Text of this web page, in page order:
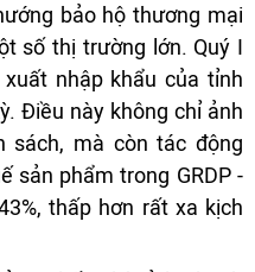
bảo hộ thương mại
số thị trường lớn. Quý I
nhập khẩu của tỉnh
Điều này không chỉ ảnh
sách, mà còn tác động
sản phẩm trong GRDP -
thấp hơn rất xa kịch